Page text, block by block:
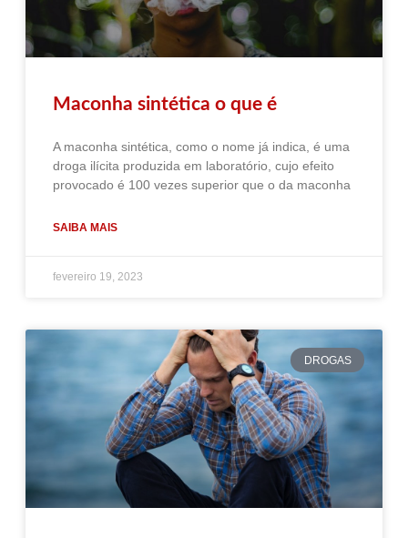
Maconha sintética o que é
A maconha sintética, como o nome já indica, é uma
droga ilícita produzida em laboratório, cujo efeito
provocado é 100 vezes superior que o da maconha
SAIBA MAIS
fevereiro 19, 2023
DROGAS